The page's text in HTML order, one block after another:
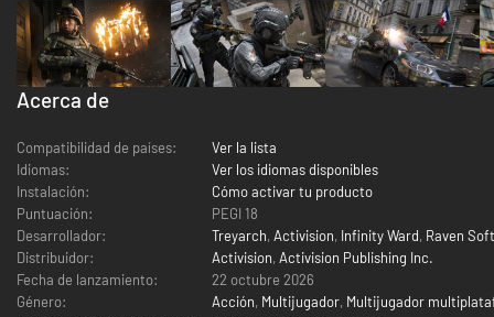
Acerca de
Compatibilidad de países:
Ver la lista
Idiomas:
Ver los idiomas disponibles
Instalación:
Cómo activar tu producto
Puntuación:
PEGI 18
Desarrollador:
Treyarch, Activision, Infinity Ward, Raven
Distribuidor:
Activision, Activision Publishing Inc.
Fecha de lanzamiento:
22 octubre 2026
Género:
Acción, Multijugador, Multijugador